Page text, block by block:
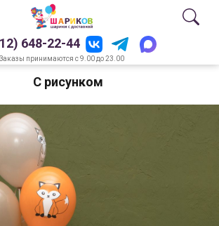
648-22-44
Заказы принимаются с 9.00 до 23.00
С рисунком